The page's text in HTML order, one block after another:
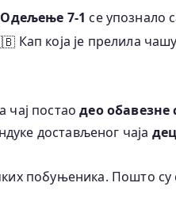
Одељење 7-1 се упознало
Кап која је прелила
чај постаодео
достављеног чаја
побуњеника. Пошто су